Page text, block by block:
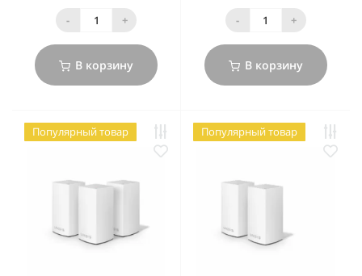
- +
В корзину
- +
В корзину
Популярный товар Популярный товар